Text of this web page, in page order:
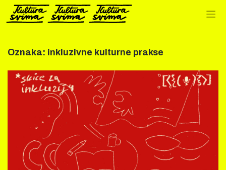
Preskoči
sadržaj
Oznaka: inkluzivne kulturne prakse